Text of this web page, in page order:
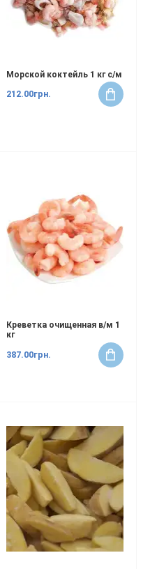
Морской коктейль 1 кг с/м
212.00грн.
Креветка очищенная в/м 1
кг
387.00грн.